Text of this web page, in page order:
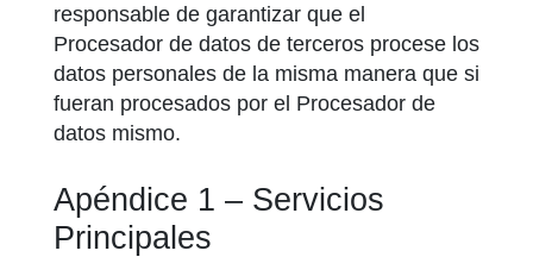
responsable de garantizar que el
Procesador de datos de terceros procese los
datos personales de la misma manera que si
fueran procesados por el Procesador de
datos mismo.
Apéndice 1 – Servicios
Principales